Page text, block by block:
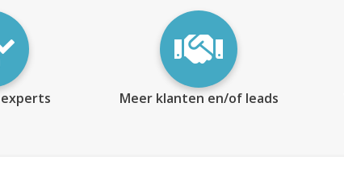
Meer klanten en/of leads